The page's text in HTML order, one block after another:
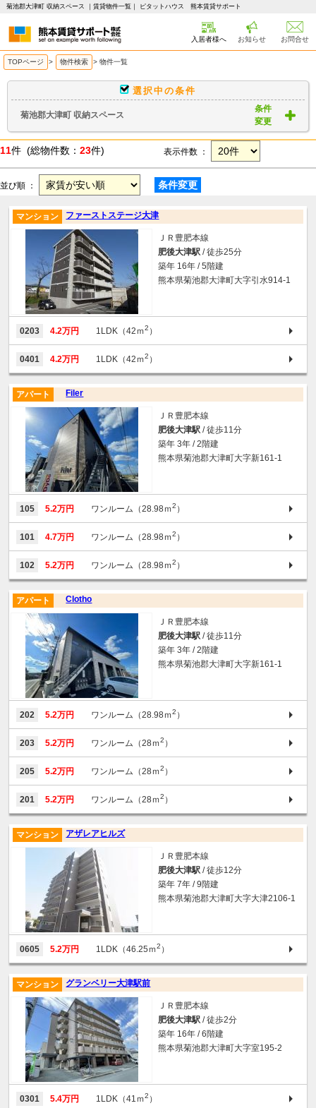
菊池郡大津町 収納スペース ｜賃貸物件一覧｜ ピタットハウス 熊本賃貸サポート
入居者様へ お知らせ お問合せ
TOPページ > 物件検索 > 物件一覧
選択中の条件
菊池郡大津町 収納スペース
条件
変更
11件 (総物件数： 23件) 表示件数 ：
並び順 ： 条件変更
ファーストステージ大津
マンション
ＪＲ豊肥本線
肥後大津駅 / 徒歩25分
築年 16年 / 5階建
熊本県菊池郡大津町大字引水914-1
0203 4.2万円 1LDK（42ｍ2 ）
0401 4.2万円 1LDK（42ｍ2 ）
Filer
アパート
ＪＲ豊肥本線
肥後大津駅 / 徒歩11分
築年 3年 / 2階建
熊本県菊池郡大津町大字新161-1
105 5.2万円 ワンルーム（28.98ｍ2 ）
101 4.7万円 ワンルーム（28.98ｍ2 ）
102 5.2万円 ワンルーム（28.98ｍ2 ）
Clotho
アパート
ＪＲ豊肥本線
肥後大津駅 / 徒歩11分
築年 3年 / 2階建
熊本県菊池郡大津町大字新161-1
202 5.2万円 ワンルーム（28.98ｍ2 ）
203 5.2万円 ワンルーム（28ｍ2 ）
205 5.2万円 ワンルーム（28ｍ2 ）
201 5.2万円 ワンルーム（28ｍ2 ）
アザレアヒルズ
マンション
ＪＲ豊肥本線
肥後大津駅 / 徒歩12分
築年 7年 / 9階建
熊本県菊池郡大津町大字大津2106-1
0605 5.2万円 1LDK（46.25ｍ2 ）
グランベリー大津駅前
マンション
ＪＲ豊肥本線
肥後大津駅 / 徒歩2分
築年 16年 / 6階建
熊本県菊池郡大津町大字室195-2
0301 5.4万円 1LDK（41ｍ2 ）